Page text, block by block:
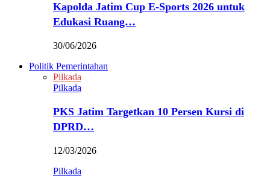
Kapolda Jatim Cup E-Sports 2026 untuk
Edukasi Ruang…
30/06/2026
Politik Pemerintahan
Pilkada
Pilkada
PKS Jatim Targetkan 10 Persen Kursi di
DPRD…
12/03/2026
Pilkada